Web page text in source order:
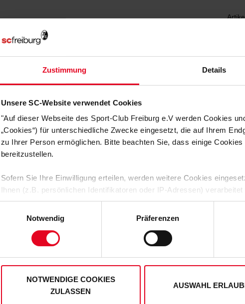
Zustimmung Details
Unsere SC-Website verwendet Cookies
"Auf dieser Webseite des Sport-Club Freiburg e.V werden Cookies
„Cookies“) für unterschiedliche Zwecke eingesetzt, die auf Ihrem
zu Ihrer Person ermöglichen. Bitte beachten Sie, dass einige
bereitzustellen.
Sofern Sie Ihre Einwilligung erteilen, werden weitere Cookies
Ihnen (z.B. persönlichen Identifikatoren oder IP-Adressen)
zulassen“-Button stimmen Sie der Speicherung aller aufgeführten
personenbezogenen Daten für die unten jeweils angegebene
Soweit Sie „Notwendige Cookies“ auswählen, werden nur unbedingt
Notwendig
Präferenzen
NOTWENDIGE COOKIES
ZULASSEN
AUSWAHL
DAS KÖNNTE DIR
DEINE VORTEILE IN